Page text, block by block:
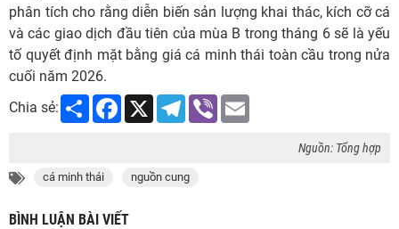
phân tích cho rằng diễn biến sản lượng khai thác, kích cỡ cá
và các giao dịch đầu tiên của mùa B trong tháng 6 sẽ là yếu
tố quyết định mặt bằng giá cá minh thái toàn cầu trong nửa
cuối năm 2026.
Chia sẻ:
Share Facebook
X Telegram
Viber
Nguồn: Tổng hợp
cá minh thái nguồn cung
BÌNH LUẬN BÀI VIẾT